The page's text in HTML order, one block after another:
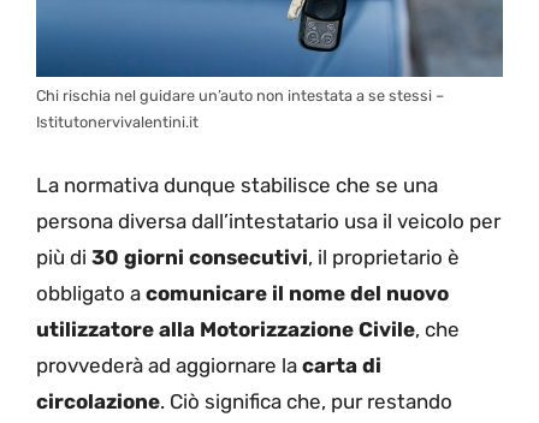
Chi rischia nel guidare un’auto non intestata a se stessi –
Istitutonervivalentini.it
La normativa dunque stabilisce che se una
persona diversa dall’intestatario usa il veicolo per
più di 30 giorni consecutivi, il proprietario è
obbligato a comunicare il nome del nuovo
utilizzatore alla Motorizzazione Civile, che
provvederà ad aggiornare la carta di
circolazione. Ciò significa che, pur restando